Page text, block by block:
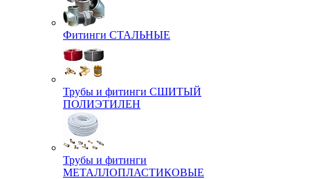
Фитинги СТАЛЬНЫЕ
Трубы и фитинги СШИТЫЙ
ПОЛИЭТИЛЕН
Трубы и фитинги
МЕТАЛЛОПЛАСТИКОВЫЕ